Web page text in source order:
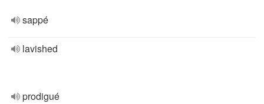
sappé
lavished
prodigué